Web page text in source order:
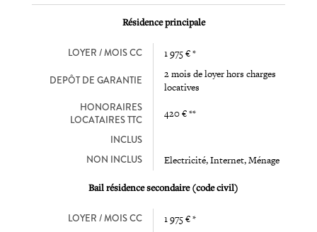
Résidence principale
LOYER / MOIS CC 1 975 € *
DEPÔT DE GARANTIE
2 mois de loyer hors charges
locatives
HONORAIRES
LOCATAIRES TTC
420 € **
INCLUS
NON INCLUS
Electricité, Internet, Ménage
Bail résidence secondaire (code civil)
LOYER / MOIS CC 1 975 € *